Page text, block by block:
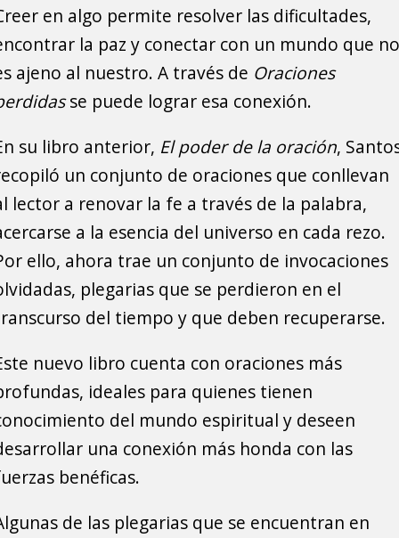
en algo permite resolver las dificultades,
la paz y conectar con un mundo que no
ajeno al nuestro. A través de Oraciones
se puede lograr esa conexión.
su libro anterior, El poder de la oración,
un conjunto de oraciones que conllevan
lector a renovar la fe a través de la palabra,
a la esencia del universo en cada rezo.
ello, ahora trae un conjunto de invocaciones
plegarias que se perdieron en el
del tiempo y que deben recuperarse.
nuevo libro cuenta con oraciones más
ideales para quienes tienen
del mundo espiritual y deseen
una conexión más honda con las
benéficas.
de las plegarias que se encuentran en